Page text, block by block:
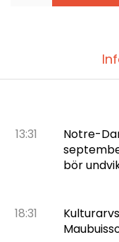
13:31
Notre-
bör
18:31